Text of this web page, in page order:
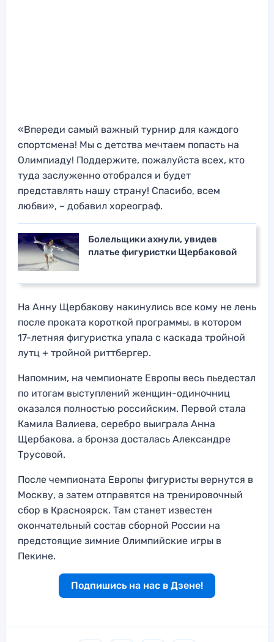
«Впереди самый важный турнир для каждого
спортсмена! Мы с детства мечтаем попасть на
Олимпиаду! Поддержите, пожалуйста всех, кто
туда заслуженно отобрался и будет
представлять нашу страну! Спасибо, всем
любви», – добавил хореограф.
Болельщики ахнули, увидев
платье фигуристки Щербаковой
На Анну Щербакову накинулись все кому не лень
после проката короткой программы, в котором
17-летняя фигуристка упала с каскада тройной
лутц + тройной риттбергер.
Напомним, на чемпионате Европы весь пьедестал
по итогам выступлений женщин-одиночниц
оказался полностью российским. Первой стала
Камила Валиева, серебро выиграла Анна
Щербакова, а бронза досталась Александре
Трусовой.
После чемпионата Европы фигуристы вернутся в
Москву, а затем отправятся на тренировочный
сбор в Красноярск. Там станет известен
окончательный состав сборной России на
предстоящие зимние Олимпийские игры в
Пекине.
Подпишись на нас в Дзене!